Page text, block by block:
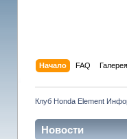
Начало FAQ
Клуб Honda Element
Новости